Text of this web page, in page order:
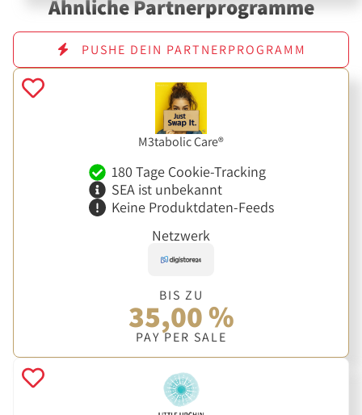
Ähnliche Partnerprogramme
PUSHE DEIN PARTNERPROGRAMM
M3tabolic Care®
180 Tage Cookie-Tracking
SEA ist unbekannt
Keine Produktdaten-Feeds
Netzwerk
BIS ZU
35,00 %
PAY PER SALE